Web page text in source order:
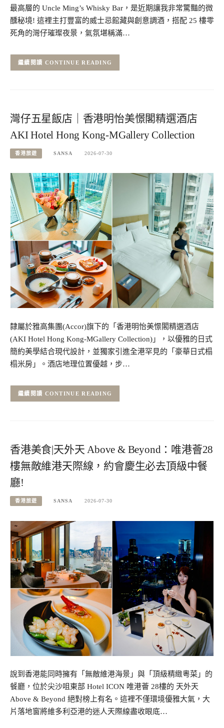
最高層的 Uncle Ming’s Whisky Bar，是近期讓我非常驚豔的微
醺秘境! 這裡主打豐富的威士忌館藏與創意調酒，搭配 25 樓零
死角的灣仔璀璨夜景，氣氛堪稱滿…
CONTINUE READING
灣仔五星飯店｜香港明怡美憬閣精選酒店
AKI Hotel Hong Kong-MGallery Collection
香港旅遊 SANSA 2026-07-30
隸屬於雅高集團(Accor)旗下的「香港明怡美憬閣精選酒店
(AKI Hotel Hong Kong-MGallery Collection)」，以優雅的日式
簡約美學結合現代設計，並獨家引進全港罕見的「豪華日式榻
榻米房」。酒店地理位置優越，步…
CONTINUE READING
香港美食|天外天 Above & Beyond：唯港薈28
樓無敵維港天際線，約會慶生必去頂級中餐
廳!
香港旅遊 SANSA 2026-07-30
說到香港能同時擁有「無敵維港海景」與「頂級精緻粵菜」的
餐廳，位於尖沙咀東部 Hotel ICON 唯港薈 28樓的 天外天
Above & Beyond 絕對榜上有名。這裡不僅環境優雅大氣，大
片落地窗將維多利亞港的迷人天際線盡收眼底…